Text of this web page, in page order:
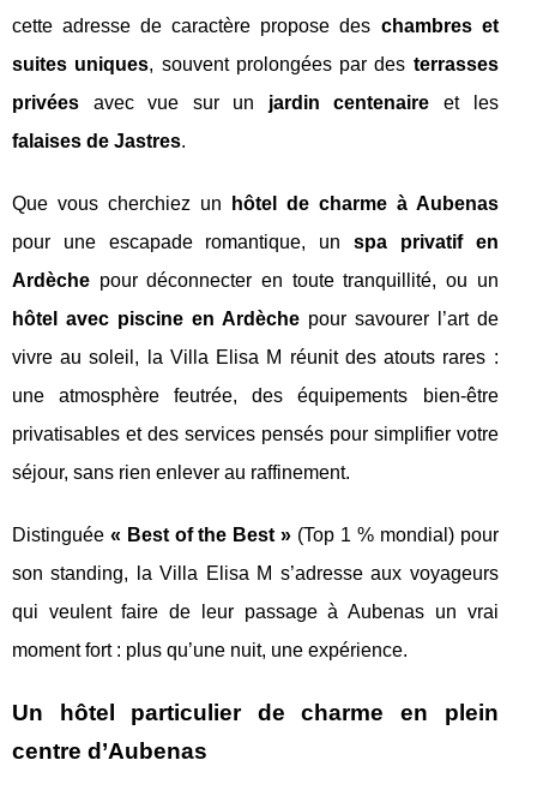
cette adresse de caractère propose des chambres et
suites uniques, souvent prolongées par des terrasses
privées avec vue sur un jardin centenaire et les
falaises de Jastres.
Que vous cherchiez un
hôtel de charme à Aubenas
pour une escapade romantique, un spa privatif en
Ardèche pour déconnecter en toute tranquillité, ou un
hôtel avec piscine en Ardèchepour savourer l’art de
vivre au soleil, la Villa Elisa M réunit des atouts rares :
une atmosphère feutrée, des équipements bien-être
privatisables et des services pensés pour simplifier votre
séjour, sans rien enlever au raffinement.
Distinguée « Best of the Best » (Top 1 % mondial) pour
son standing, la Villa Elisa M s’adresse aux voyageurs
qui veulent faire de leur passage à Aubenas un vrai
moment fort : plus qu’une nuit, une expérience.
Un hôtel particulier de charme en plein
centre d’Aubenas